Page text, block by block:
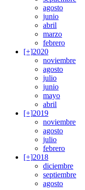
agosto
junio
abril
marzo
febrero
[+]2020
noviembre
agosto
julio
junio
mayo
abril
[+]2019
noviembre
agosto
julio
febrero
[+]2018
diciembre
septiembre
agosto